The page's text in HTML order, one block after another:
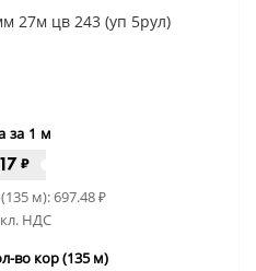
27м цв 243 (уп 5рул)
за 1 м
₽
м):697.48₽
НДС
во кор (135 м)